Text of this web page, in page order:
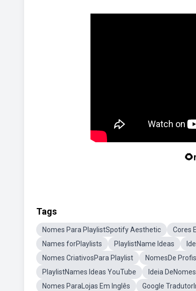
Tags
Nomes Para PlaylistSpotify Aesthetic Cores
Names forPlaylists
PlaylistName Ideas
Nomes CriativosPara Playlist
NomesDe
PlaylistNames Ideas YouTube
Ideia
Nomes ParaLojas Em Inglês
Google